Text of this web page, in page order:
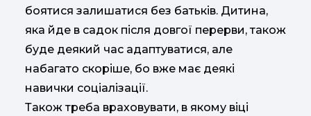
боятися залишатися без батьків. Дитина,
яка йде в садок після довгої перерви, також
буде деякий час адаптуватися, але
набагато скоріше, бо вже має деякі
навички соціалізації.
Також треба враховувати, в якому віці